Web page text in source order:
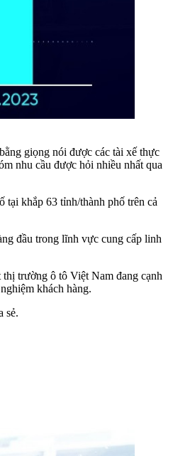
giọng nói được các tài xế thực
nhu cầu được hỏi nhiều nhất qua
khắp 63 tỉnh/thành phố trên cả
đầu trong lĩnh vực cung cấp linh
trường ô tô Việt Nam đang cạnh
khách hàng.
sẻ.